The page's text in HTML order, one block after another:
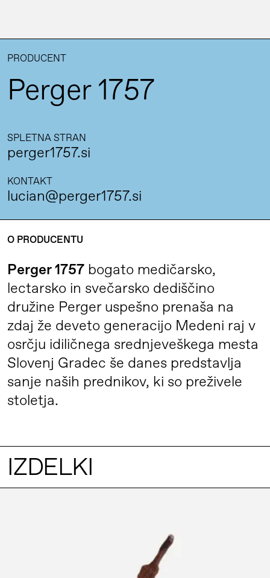
PRODUCENT
Perger 1757
SPLETNA STRAN
perger1757.si
KONTAKT
lucian@perger1757.si
O PRODUCENTU
Perger 1757 bogato medičarsko,
lectarsko in svečarsko dediščino
družine Perger uspešno prenaša na
zdaj že deveto generacijo Medeni raj v
osrčju idiličnega srednjeveškega mesta
Slovenj Gradec še danes predstavlja
sanje naših prednikov, ki so preživele
stoletja.
IZDELKI